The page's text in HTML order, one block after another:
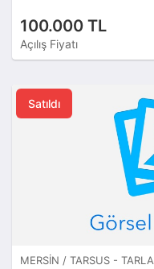
100.000 TL
Açılış Fiyatı
Satıldı
MERSIN / TARSUS - TARLA